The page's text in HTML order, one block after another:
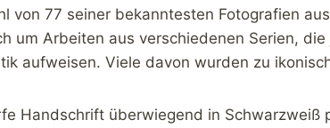
von 77 seiner bekanntesten Fotografien
um Arbeiten aus verschiedenen Serien, die
aufweisen. Viele davon wurden zu
Handschrift überwiegend in Schwarzweiß